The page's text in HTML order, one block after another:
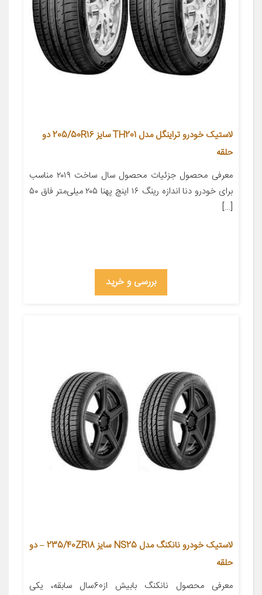
لاستیک خودرو تراینگل مدل TH201 سایز 205/50R16 دو
حلقه
معرفی محصول جزئیات محصول سال ساخت ۲۰۱۹ مناسب
برای خودرو دنا اندازه رینگ ۱۶ اینچ پهنا ۲۰۵ میلی‌متر فاق ۵۰
[…]
بررسی و خرید
لاستیک خودرو نانکنگ مدل NS25 سایز 235/40ZR18 – دو
حلقه
معرفی محصول نانکنگ بابیش از60سال سابقه، یکی